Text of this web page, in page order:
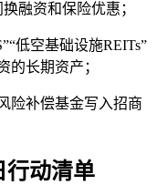
融资和保险优惠；
低空基础设施REITs”
的长期资产；
险补偿基金写入招商
行动清单